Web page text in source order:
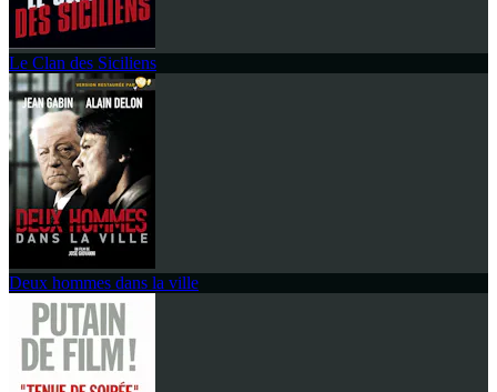
Le Clan des Siciliens
Deux hommes dans la ville